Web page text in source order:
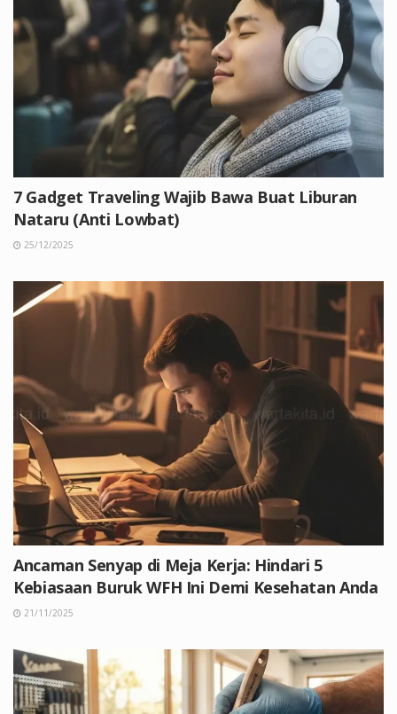
7 Gadget Traveling Wajib Bawa Buat Liburan
Nataru (Anti Lowbat)
25/12/2025
Ancaman Senyap di Meja Kerja: Hindari 5
Kebiasaan Buruk WFH Ini Demi Kesehatan Anda
21/11/2025